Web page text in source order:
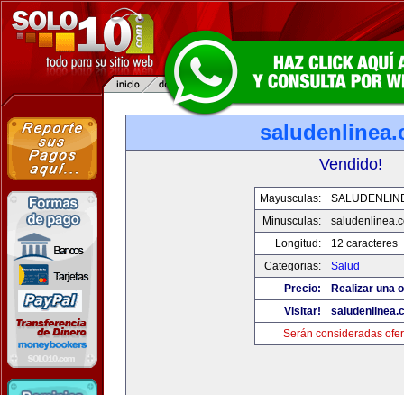
Vendido!
Mayusculas:
Minusculas:
Longitud:
12 caracteres
Categorias:
Salud
Precio:
Realizar una
Visitar!
Serán consideradas